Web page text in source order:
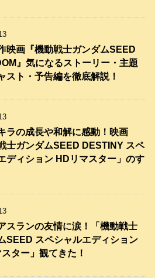
映画『機動戦士ガンダムSEED
』気になるストーリー・主題
スト・予告編を徹底解説！
ラの成長や和解に感動！映画
士ガンダムSEED DESTINY スペ
ディション HDリマスター」のす
スランの友情に涙！「機動戦士
SEED スペシャルエディション
ター」観てきた！